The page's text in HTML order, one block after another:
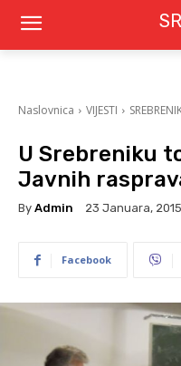
Naslovnica VIJESTI
U Srebreniku
Javnih
By Admin 23 Januara, 2015
Facebook